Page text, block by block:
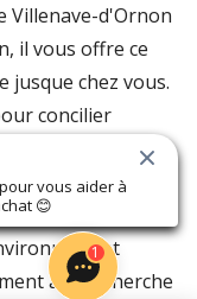
Villenave-d'Ornon
il vous offre ce
jusque chez vous.
concilier
que l’on soit
à la recherche
1
vous aider à
😊